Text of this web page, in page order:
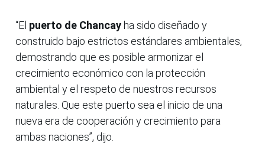
“El puerto de Chancayha sido diseñado y
construido bajo estrictos estándares ambientales,
demostrando que es posible armonizar el
crecimiento económico con la protección
ambiental y el respeto de nuestros recursos
naturales. Que este puerto sea el inicio de una
nueva era de cooperación y crecimiento para
ambas naciones”, dijo.